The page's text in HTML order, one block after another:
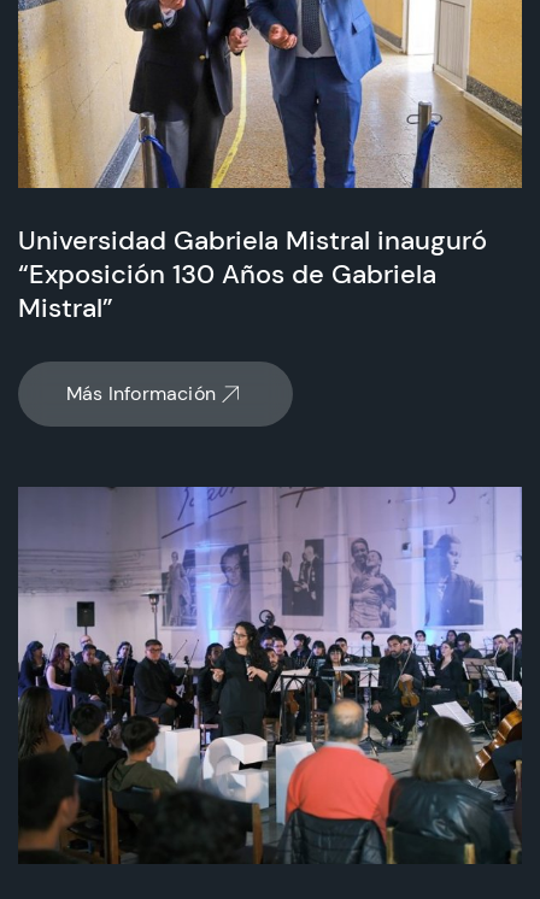
Universidad Gabriela Mistral inauguró
“Exposición 130 Años de Gabriela
Mistral”
Más Información